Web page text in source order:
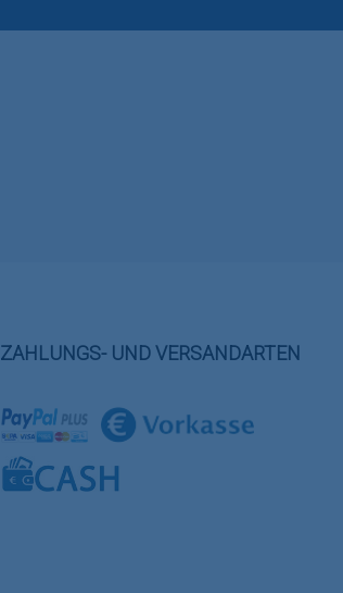
ZAHLUNGS- UND VERSANDARTEN
Benutzerdefiniertes Bild 1